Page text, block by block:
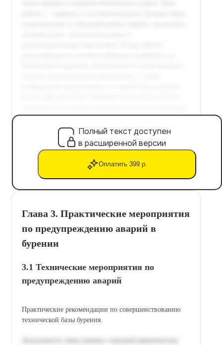
Полный текст доступен
в расширенной версии
Оплатить 399 р.
Глава 3. Практические мероприятия
по предупреждению аварий в
бурении
3.1 Технические мероприятия по
предупреждению аварий
Практические рекомендации по совершенствованию
технической базы бурения.